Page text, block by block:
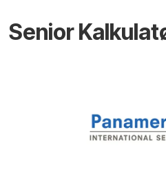
Senior